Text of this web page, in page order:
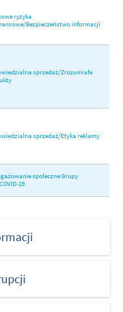
ryzyka
Bezpieczeństwo informacji
sprzedaż/Zrozumiałe
sprzedaż/Etyka reklamy
społeczne Grupy
19